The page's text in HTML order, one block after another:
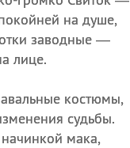
на душе,
заводные —
лице.
костюмы,
судьбы.
мака,